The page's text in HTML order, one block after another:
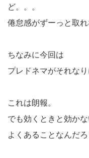
ど。。。
倦怠感がずーっと取れ
ちなみに今回は
プレドネマがそれな
これは朗報。
でも効くときと効か
よくあることなんだろ